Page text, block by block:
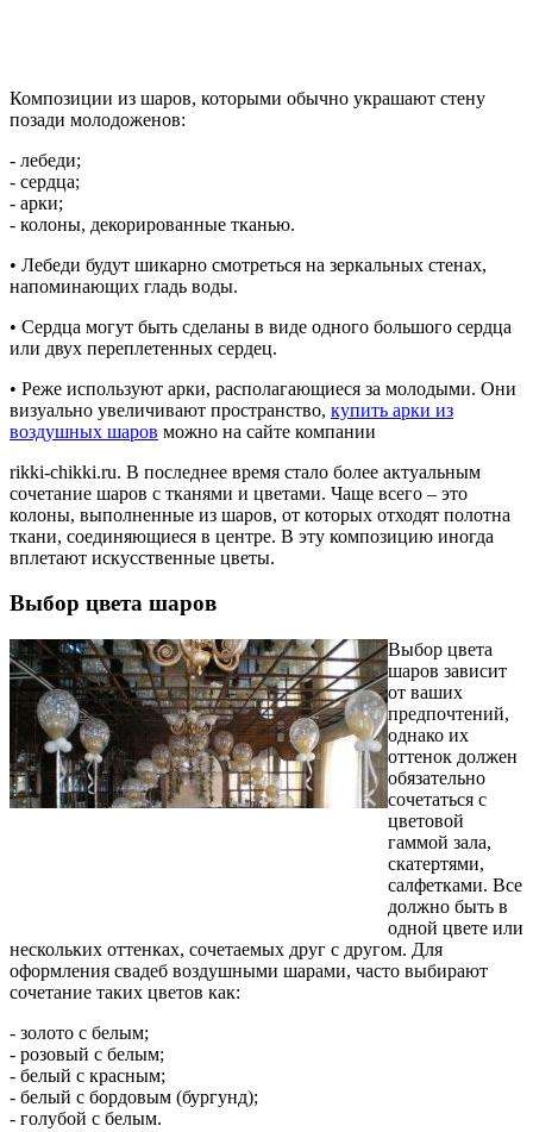
Композиции из шаров, которыми обычно украшают стену
позади молодоженов:
- лебеди;
- сердца;
- арки;
- колоны, декорированные тканью.
• Лебеди будут шикарно смотреться на зеркальных стенах,
напоминающих гладь воды.
• Сердца могут быть сделаны в виде одного большого сердца
или двух переплетенных сердец.
• Реже используют арки, располагающиеся за молодыми. Они
визуально увеличивают пространство, купить арки из
воздушных шаров можно на сайте компании
rikki-chikki.ru. В последнее время стало более актуальным
сочетание шаров с тканями и цветами. Чаще всего – это
колоны, выполненные из шаров, от которых отходят полотна
ткани, соединяющиеся в центре. В эту композицию иногда
вплетают искусственные цветы.
Выбор цвета шаров
Выбор цвета
шаров зависит
от ваших
предпочтений,
однако их
оттенок должен
обязательно
сочетаться с
цветовой
гаммой зала,
скатертями,
салфетками. Все
должно быть в
одной цвете или
нескольких оттенках, сочетаемых друг с другом. Для
оформления свадеб воздушными шарами, часто выбирают
сочетание таких цветов как:
- золото с белым;
- розовый с белым;
- белый с красным;
- белый с бордовым (бургунд);
- голубой с белым.